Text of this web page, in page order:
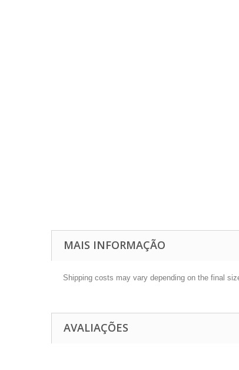
MAIS INFORMAÇÃO
Shipping costs may vary depending on the final
AVALIAÇÕES